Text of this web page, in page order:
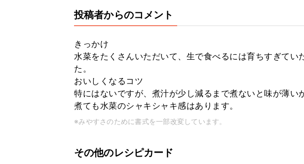
投稿者からのコメント
きっかけ
水菜をたくさんいただいて、生で食べるには育ちすぎてい
た。
おいしくなるコツ
特にはないですが、煮汁が少し減るまで煮ないと味が薄い
煮ても水菜のシャキシャキ感はあります。
※みやすさのために書式を一部改変しています。
その他のレシピカード